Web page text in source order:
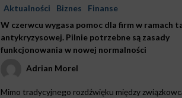
Aktualności Biznes
Finanse
W czerwcu wygasa pomoc dla firm w ramach
antykryzysowej. Pilnie potrzebne są zasady
funkcjonowania w nowej normalności
Adrian Morel
Mimo tradycyjnego rozdźwięku między